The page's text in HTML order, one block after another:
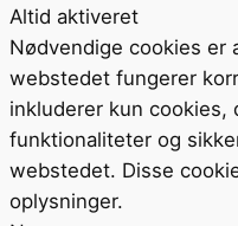
Altid aktiveret
Nødvendige cookies er
webstedet fungerer
inkluderer kun
funktionaliteter og
webstedet. Disse
oplysninger.